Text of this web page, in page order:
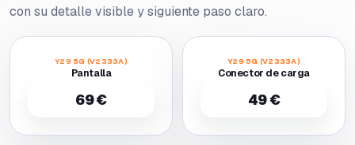
con su detalle visible y siguiente paso claro.
Y29 5G (V2333A)
Pantalla
69 €
Y29 5G (V2333A)
Conector de carga
49 €